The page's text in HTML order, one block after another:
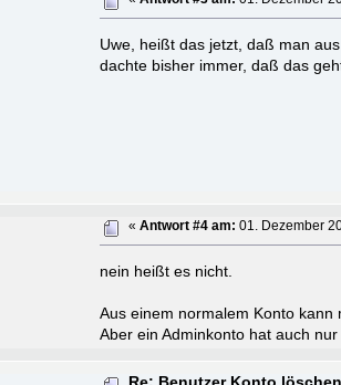
Uwe, heißt das jetzt, daß man
dachte bisher immer, daß das
«Antwort #4 am: 01. Dezember
nein heißt es nicht.
Aus einem normalem Konto kann
Aber ein Adminkonto hat auch